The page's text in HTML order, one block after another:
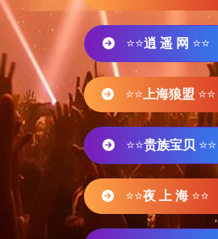
⭐⭐逍 遥 网 ⭐⭐
⭐⭐ 上海狼盟 ⭐⭐
⭐⭐贵族宝贝 ⭐⭐
⭐⭐夜 上 海 ⭐⭐